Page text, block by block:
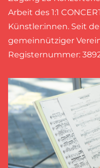
Arbeit des 1:1
Künstler:innen. Seit
gemeinnütziger
Registernummer: